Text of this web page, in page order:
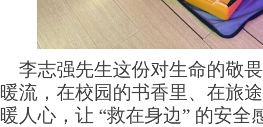
李志强先生这份对生命的敬
暖流，在校园的书香里、在旅
暖人心，让 “救在身边” 的安全